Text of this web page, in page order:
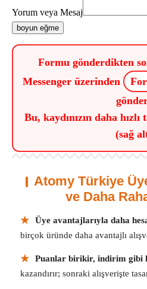
Yorum veya Mesaj
boyun eğme
Formu gönderdikten
Messenger üzerinden
Bu, kaydınızın daha hızlı
(sağ
Atomy Türkiye
ve Daha
★ Üye avantajlarıyla daha
birçok üründe daha avantajlı
★ Puanlar birikir, indirim gibi
kazandırır; sonraki alışverişte